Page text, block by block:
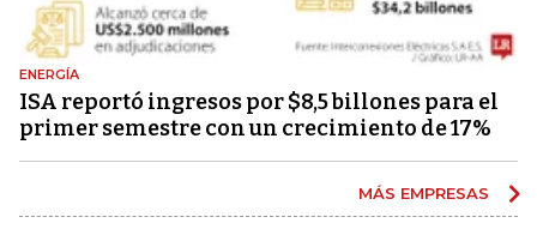
ENERGÍA
ISA reportó ingresos por $8,5 billones para el
primer semestre con un crecimiento de 17%
MÁS EMPRESAS